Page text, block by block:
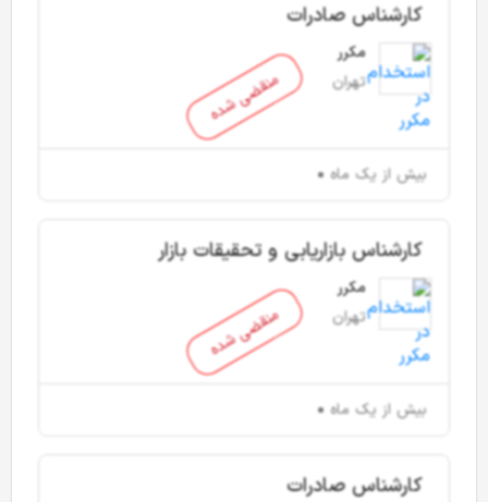
منقضی شده
کارشناس صادرات
مکرر
تهران
بیش از یک ماه
منقضی شده
کارشناس بازاریابی و تحقیقات بازار
مکرر
تهران
بیش از یک ماه
کارشناس صادرات